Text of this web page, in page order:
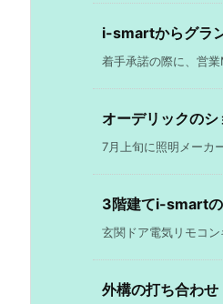
i-smartからグラ
着手承諾の際に、営
オーデリックの
7月上旬に照明メーカ
3階建てi-smartの
玄関ドア電気リモコ
外構の打ち合わせ